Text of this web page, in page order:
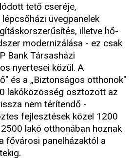
tető cseréje,
üvegpanelek
illetve hő-
modernizálása - ez csak
Bank Társasházi
nyertesei közül. A
és a „Biztonságos otthonok"
lakóközösség osztozott az
nem térítendő -
fejlesztések közel 1200
lakó otthonában hoznak
fővárosi panelházaktól a